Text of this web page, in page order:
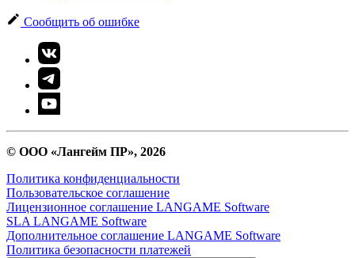
Сообщить об ошибке
© ООО «Лангейм ПР», 2026
Политика конфиденциальности
Пользовательское соглашение
Лицензионное соглашение LANGAME Software
SLA LANGAME Software
Дополнительное соглашение LANGAME Software
Политика безопасности платежей